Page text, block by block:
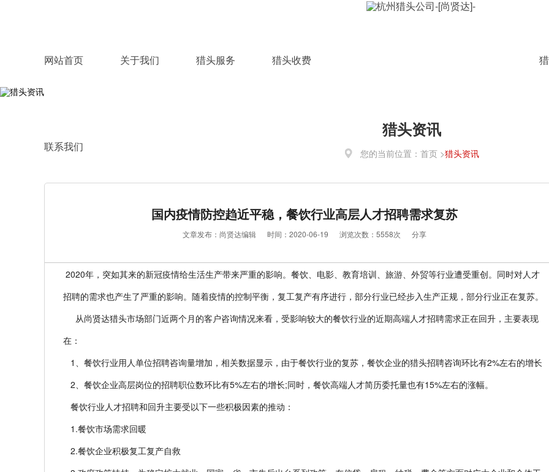
网站首页 关于我们 猎头服务 猎头收费
联系我们
猎头资讯
您的当前位置： 首页 >猎头资讯
国内疫情防控趋近平稳，餐饮行业高层人才招聘需求复苏
文章发布：尚贤达编辑 时间：2020-06-19 浏览次数：5558次 分享
2020年，突如其来的新冠疫情给生活生产带来严重的影响。餐饮、电影、教育培训、旅游、外贸等行业遭受重创。同时对人才
招聘的需求也产生了严重的影响。随着疫情的控制平衡，复工复产有序进行，部分行业已经步入生产正规，部分行业正在复苏。
从尚贤达猎头市场部门近两个月的客户咨询情况来看，受影响较大的餐饮行业的近期高端人才招聘需求正在回升，主要表现
在：
1、餐饮行业用人单位招聘咨询量增加，相关数据显示，由于餐饮行业的复苏，餐饮企业的猎头招聘咨询环比有2%左右的增长
2、餐饮企业高层岗位的招聘职位数环比有5%左右的增长;同时，餐饮高端人才简历委托量也有15%左右的涨幅。
餐饮行业人才招聘和回升主要受以下一些积极因素的推动：
1.餐饮市场需求回暖
2.餐饮企业积极复工复产自救